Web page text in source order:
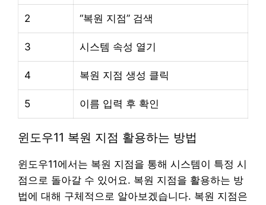
2 “복원 지점” 검색
3 시스템 속성 열기
4 복원 지점 생성 클릭
5 이름 입력 후 확인
윈도우11 복원 지점 활용하는 방법
윈도우11에서는 복원 지점을 통해 시스템이 특정 시
점으로 돌아갈 수 있어요. 복원 지점을 활용하는 방
법에 대해 구체적으로 알아보겠습니다. 복원 지점은